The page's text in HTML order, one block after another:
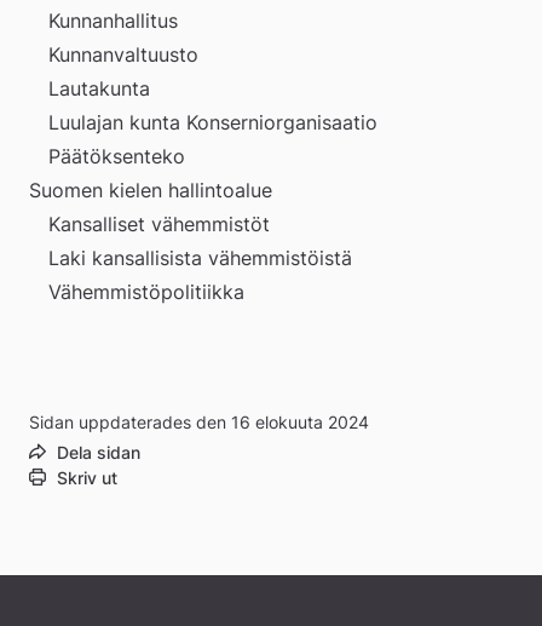
Kunnanhallitus
Kunnanvaltuusto
Lautakunta
Luulajan kunta Konserniorganisaatio
Päätöksenteko
Suomen kielen hallintoalue
Kansalliset vähemmistöt
Laki kansallisista vähemmistöistä
Vähemmistöpolitiikka
Sidan uppdaterades den 16 elokuuta 2024
Dela sidan
Skriv ut